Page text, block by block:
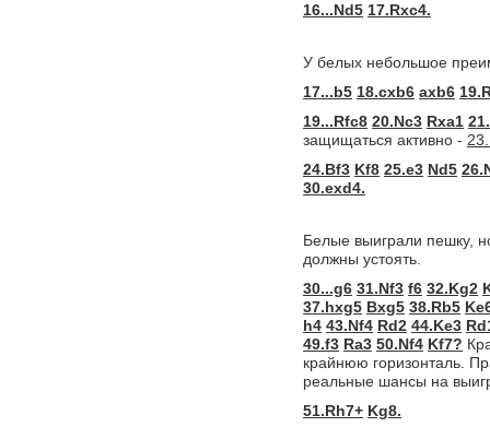
16...Nd5 17.Rxc4.
У белых небольшое
17...b5 18.cxb6 axb6
19...Rfc8 20.Nc3 Rxa1
защищаться активно -
24.Bf3 Kf8 25.e3 Nd5
30.exd4.
Белые выиграли пешку,
должны устоять.
30...g6 31.Nf3 f6 32.Kg2
37.hxg5 Bxg5 38.Rb5
h4 43.Nf4 Rd2 44.Ke3
49.f3 Ra3 50.Nf4 Kf7?
крайнюю горизонталь.
реальные шансы на
51.Rh7+ Kg8.